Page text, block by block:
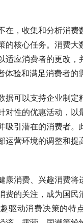
在，收集和分析消费
的核心任务。消费大
适应消费者的更改，
验和满足消费者的
据可以支持企业制定
对性的优惠活动，以
吸引潜在的消费者。
运营环境的调整和提
康消费、兴趣消费将
费的关注，成为国民
驱动消费决策的特